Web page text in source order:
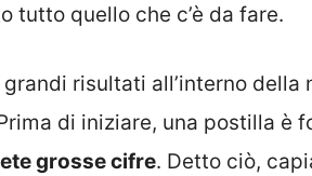
tutto quello che c’è da fare.
risultati all’interno della
di iniziare, una postilla è
grosse cifre. Detto ciò,